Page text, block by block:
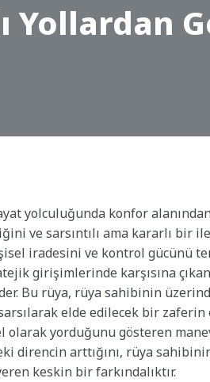
Yollardan
yolculuğunda konfor alanından
ve sarsıntılı ama kararlı bir
iradesini ve kontrol gücünü
girişimlerinde karşısına
Bu rüya, rüya sahibinin
elde edilecek bir zaferin
olarak yorduğunu gösteren
direncin arttığını, rüya
keskin bir farkındalıktır.